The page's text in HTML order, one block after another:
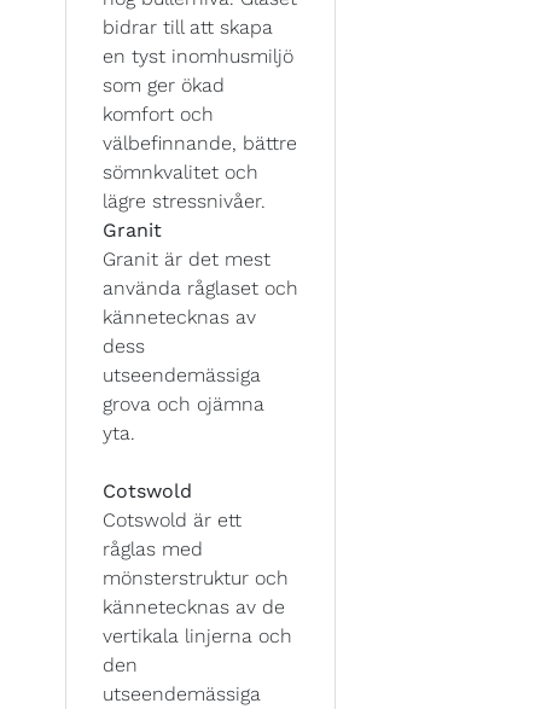
bidrar till att skapa
en tyst inomhusmiljö
som ger ökad
komfort och
välbefinnande, bättre
sömnkvalitet och
lägre stressnivåer.
Granit
Granit är det mest
använda råglaset och
kännetecknas av
dess
utseendemässiga
grova och ojämna
yta.
Cotswold
Cotswold är ett
råglas med
mönsterstruktur och
kännetecknas av de
vertikala linjerna och
den
utseendemässiga